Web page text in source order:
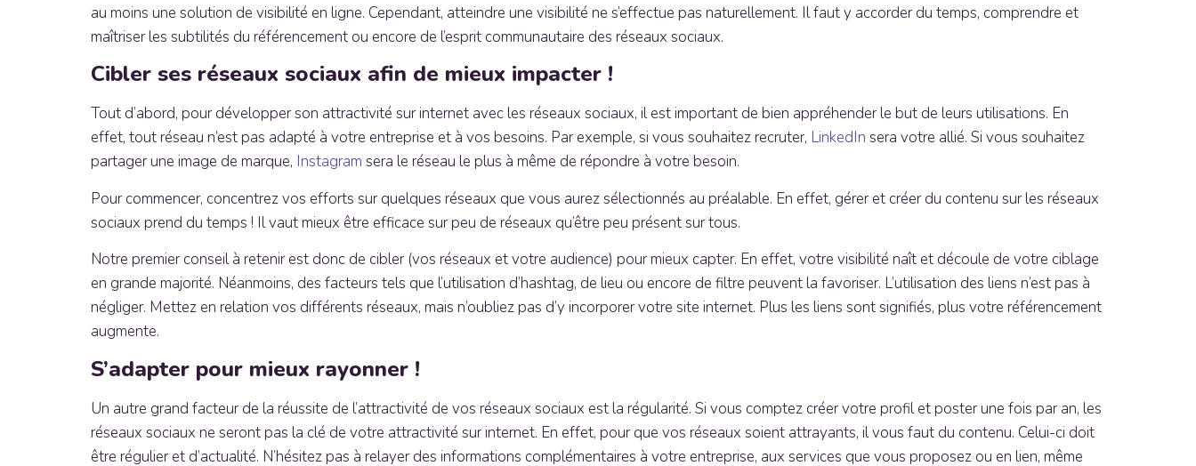
au moins une solution de visibilité en ligne. Cependant, atteindre une visibilité ne s’effectue pas naturellement. Il faut y accorder du temps, comprendre et
maîtriser les subtilités du référencement ou encore de l’esprit communautaire des réseaux sociaux.
Cibler ses réseaux sociaux afin de mieux impacter !
Tout d’abord, pour développer son attractivité sur internet avec les réseaux sociaux, il est important de bien appréhender le but de leurs utilisations. En
effet, tout réseau n’est pas adapté à votre entreprise et à vos besoins. Par exemple, si vous souhaitez recruter, LinkedIn sera votre allié. Si vous souhaitez
partager une image de marque, Instagram sera le réseau le plus à même de répondre à votre besoin.
Pour commencer, concentrez vos efforts sur quelques réseaux que vous aurez sélectionnés au préalable. En effet, gérer et créer du contenu sur les réseaux
sociaux prend du temps ! Il vaut mieux être efficace sur peu de réseaux qu’être peu présent sur tous.
Notre premier conseil à retenir est donc de cibler (vos réseaux et votre audience) pour mieux capter. En effet, votre visibilité naît et découle de votre ciblage
en grande majorité. Néanmoins, des facteurs tels que l’utilisation d’hashtag, de lieu ou encore de filtre peuvent la favoriser. L’utilisation des liens n’est pas à
négliger. Mettez en relation vos différents réseaux, mais n’oubliez pas d’y incorporer votre site internet. Plus les liens sont signifiés, plus votre référencement
augmente.
S’adapter pour mieux rayonner !
Un autre grand facteur de la réussite de l’attractivité de vos réseaux sociaux est la régularité. Si vous comptez créer votre profil et poster une fois par an, les
réseaux sociaux ne seront pas la clé de votre attractivité sur internet. En effet, pour que vos réseaux soient attrayants, il vous faut du contenu. Celui-ci doit
être régulier et d’actualité. N’hésitez pas à relayer des informations complémentaires à votre entreprise, aux services que vous proposez ou en lien, même